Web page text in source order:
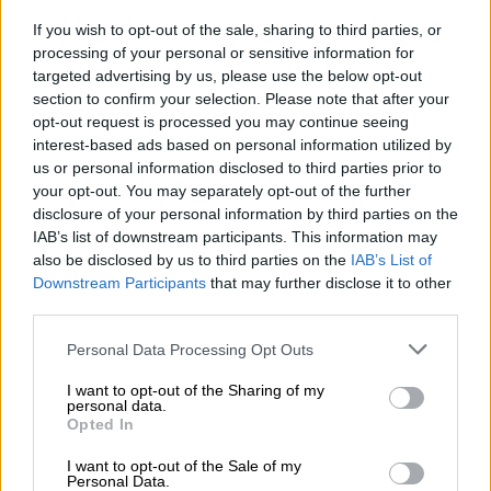
If you wish to opt-out of the sale, sharing to third parties, or
processing of your personal or sensitive information for
targeted advertising by us, please use the below opt-out
section to confirm your selection. Please note that after your
opt-out request is processed you may continue seeing
interest-based ads based on personal information utilized by
us or personal information disclosed to third parties prior to
your opt-out. You may separately opt-out of the further
disclosure of your personal information by third parties on the
IAB’s list of downstream participants. This information may
also be disclosed by us to third parties on the IAB’s List of
Downstream Participants that may further disclose it to other
Please note that this website/app uses one or more Google
not limited to your visit or usage behaviour. You may click to
grant or deny consent to Google and its third-party tags to
use your data for below specified purposes in below Google
consent section.
Personal Data Processing Opt Outs
I want to opt-out of the Sharing of my
personal data.
Opted In
I want to opt-out of the Sale of my
Personal Data.
οι αντλίες παρουσίαζαν καθυστέρηση ή δεν
επανεκκινούσαν μετά από διακοπή.
«Δεν ανέφεραν τις πιθανότητες
επιπλοκών, έφεραν μόνο κάποιον για
να μας την πουλήσει»
Ο Γκρεκ Μάρσαλ, από το Ουέστ Γιόρκσαϊρ,
ήταν ένας από τους ασθενείς που
εμφυτεύτηκε με τη συσκευή της Medtronic,
χωρίς να γνωρίζει τις μελέτες
το ανταγωνιστικό προϊόν. Ήταν ένας
υγιής
και δραστήριοςνεαρός άνδρας, με
φιλοδοξίες να ενταχθεί στους Πεζοναύτες,
2019. «Ήταν ένα τεράστιο σοκ για όλους